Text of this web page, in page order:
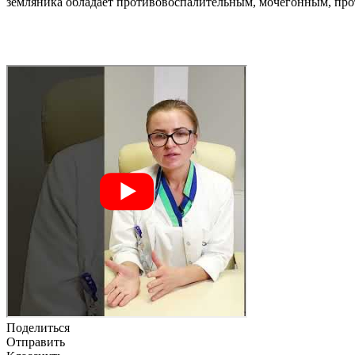
Поделиться
Отправить